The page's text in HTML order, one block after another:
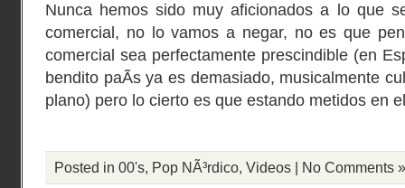
Nunca hemos sido muy aficionados a lo que
comercial, no lo vamos a negar, no es que
comercial sea perfectamente prescindible (en
bendito paÃ­s ya es demasiado, musicalmente
plano) pero lo cierto es que estando metidos en
Posted in 00's, Pop NÃ³rdico, Videos | No Comments »